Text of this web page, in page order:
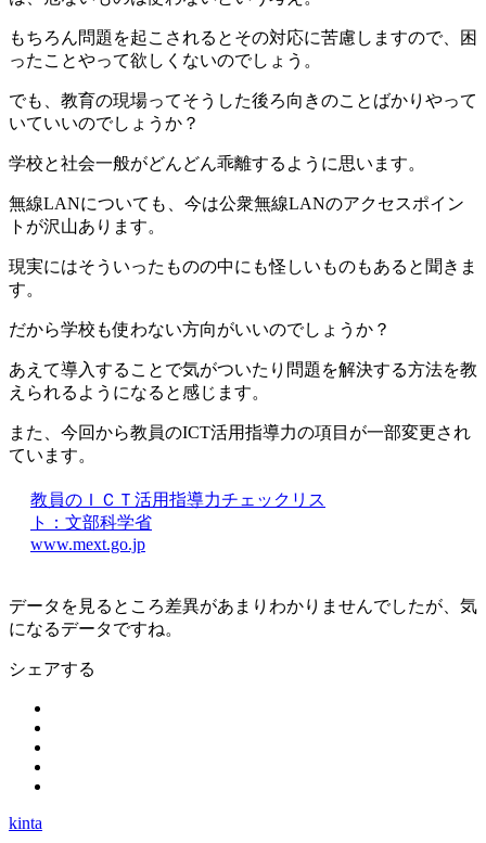
もちろん問題を起こされるとその対応に苦慮しますので、困
ったことやって欲しくないのでしょう。
でも、教育の現場ってそうした後ろ向きのことばかりやって
いていいのでしょうか？
学校と社会一般がどんどん乖離するように思います。
無線LANについても、今は公衆無線LANのアクセスポイン
トが沢山あります。
現実にはそういったものの中にも怪しいものもあると聞きま
す。
だから学校も使わない方向がいいのでしょうか？
あえて導入することで気がついたり問題を解決する方法を教
えられるようになると感じます。
また、今回から教員のICT活用指導力の項目が一部変更され
ています。
教員のＩＣＴ活用指導力チェックリス
ト：文部科学省
www.mext.go.jp
データを見るところ差異があまりわかりませんでしたが、気
になるデータですね。
シェアする
kinta